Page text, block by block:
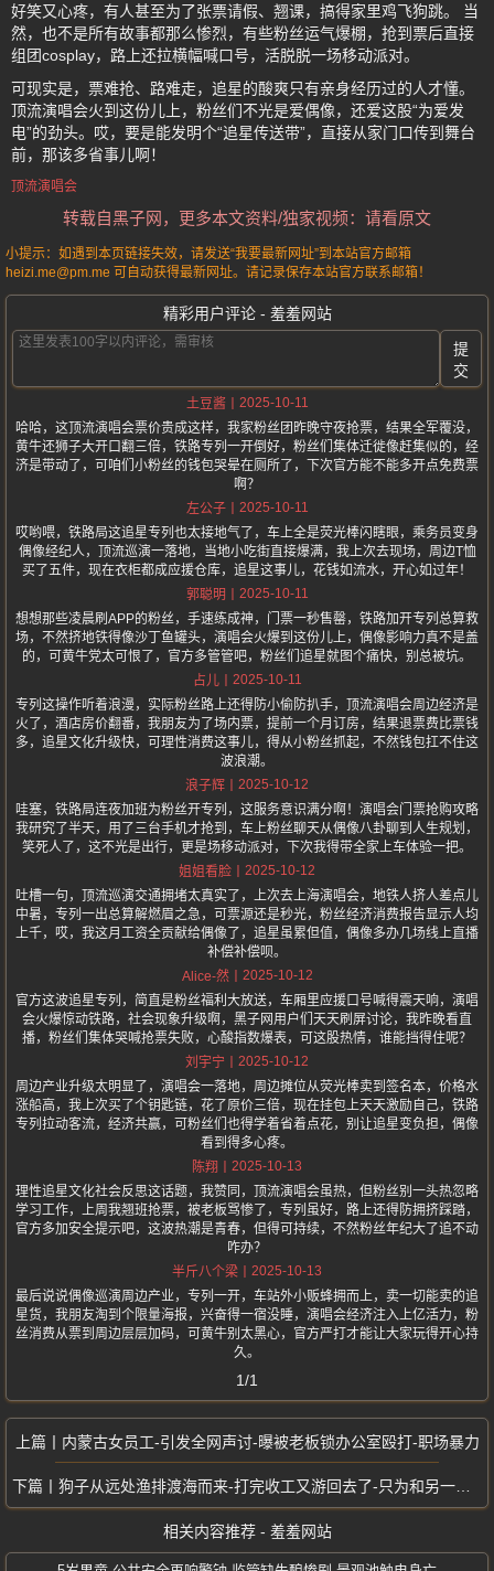
好笑又心疼，有人甚至为了张票请假、翘课，搞得家里鸡飞狗跳。 当
然，也不是所有故事都那么惨烈，有些粉丝运气爆棚，抢到票后直接
组团cosplay，路上还拉横幅喊口号，活脱脱一场移动派对。
可现实是，票难抢、路难走，追星的酸爽只有亲身经历过的人才懂。
顶流演唱会火到这份儿上，粉丝们不光是爱偶像，还爱这股“为爱发
电”的劲头。哎，要是能发明个“追星传送带”，直接从家门口传到舞台
前，那该多省事儿啊！
顶流演唱会
转载自黑子网，更多本文资料/独家视频：请看原文
小提示：如遇到本页链接失效，请发送“我要最新网址”到本站官方邮箱
heizi.me@pm.me 可自动获得最新网址。请记录保存本站官方联系邮箱！
精彩用户评论 - 羞羞网站
提
交
土豆酱
2025-10-11
哈哈，这顶流演唱会票价贵成这样，我家粉丝团昨晚守夜抢票，结果全军覆没，
黄牛还狮子大开口翻三倍，铁路专列一开倒好，粉丝们集体迁徙像赶集似的，经
济是带动了，可咱们小粉丝的钱包哭晕在厕所了，下次官方能不能多开点免费票
啊？
左公子
2025-10-11
哎哟喂，铁路局这追星专列也太接地气了，车上全是荧光棒闪瞎眼，乘务员变身
偶像经纪人，顶流巡演一落地，当地小吃街直接爆满，我上次去现场，周边T恤
买了五件，现在衣柜都成应援仓库，追星这事儿，花钱如流水，开心如过年！
郭聪明
2025-10-11
想想那些凌晨刷APP的粉丝，手速练成神，门票一秒售罄，铁路加开专列总算救
场，不然挤地铁得像沙丁鱼罐头，演唱会火爆到这份儿上，偶像影响力真不是盖
的，可黄牛党太可恨了，官方多管管吧，粉丝们追星就图个痛快，别总被坑。
占儿
2025-10-11
专列这操作听着浪漫，实际粉丝路上还得防小偷防扒手，顶流演唱会周边经济是
火了，酒店房价翻番，我朋友为了场内票，提前一个月订房，结果退票费比票钱
多，追星文化升级快，可理性消费这事儿，得从小粉丝抓起，不然钱包扛不住这
波浪潮。
浪子辉
2025-10-12
哇塞，铁路局连夜加班为粉丝开专列，这服务意识满分啊！演唱会门票抢购攻略
我研究了半天，用了三台手机才抢到，车上粉丝聊天从偶像八卦聊到人生规划，
笑死人了，这不光是出行，更是场移动派对，下次我得带全家上车体验一把。
姐姐看脸
2025-10-12
吐槽一句，顶流巡演交通拥堵太真实了，上次去上海演唱会，地铁人挤人差点儿
中暑，专列一出总算解燃眉之急，可票源还是秒光，粉丝经济消费报告显示人均
上千，哎，我这月工资全贡献给偶像了，追星虽累但值，偶像多办几场线上直播
补偿补偿呗。
Alice-然
2025-10-12
官方这波追星专列，简直是粉丝福利大放送，车厢里应援口号喊得震天响，演唱
会火爆惊动铁路，社会现象升级啊，黑子网用户们天天刷屏讨论，我昨晚看直
播，粉丝们集体哭喊抢票失败，心酸指数爆表，可这股热情，谁能挡得住呢？
刘宇宁
2025-10-12
周边产业升级太明显了，演唱会一落地，周边摊位从荧光棒卖到签名本，价格水
涨船高，我上次买了个钥匙链，花了原价三倍，现在挂包上天天激励自己，铁路
专列拉动客流，经济共赢，可粉丝们也得学着省着点花，别让追星变负担，偶像
看到得多心疼。
陈翔
2025-10-13
理性追星文化社会反思这话题，我赞同，顶流演唱会虽热，但粉丝别一头热忽略
学习工作，上周我翘班抢票，被老板骂惨了，专列虽好，路上还得防拥挤踩踏，
官方多加安全提示吧，这波热潮是青春，但得可持续，不然粉丝年纪大了追不动
咋办？
半斤八个梁
2025-10-13
最后说说偶像巡演周边产业，专列一开，车站外小贩蜂拥而上，卖一切能卖的追
星货，我朋友淘到个限量海报，兴奋得一宿没睡，演唱会经济注入上亿活力，粉
丝消费从票到周边层层加码，可黄牛别太黑心，官方严打才能让大家玩得开心持
久。
1/1
内蒙古女员工-引发全网声讨-曝被老板锁办公室殴打-职场暴力
狗子从远处渔排渡海而来-打完收工又游回去了-只为和另一只狗打架
相关内容推荐 - 羞羞网站